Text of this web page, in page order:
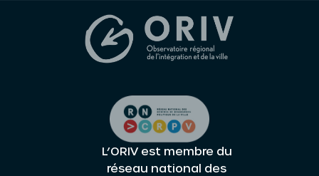
L’ORIV est membre du
réseau national des